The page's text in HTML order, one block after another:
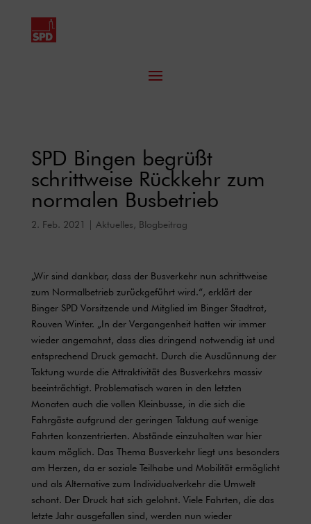
SPD Bingen begrüßt
schrittweise Rückkehr zum
normalen Busbetrieb
2. Feb. 2021 Aktuelles, Blogbeitrag
„Wir sind dankbar, dass der Busverkehr nun schrittweise
zum Normalbetrieb zurückgeführt wird.“, erklärt der
Binger SPD Vorsitzende und Mitglied im Binger Stadtrat,
Rouven Winter. „In der Vergangenheit hatten wir immer
wieder angemahnt, dass dies dringend notwendig ist und
entsprechend Druck gemacht. Durch die Ausdünnung der
Taktung wurde die Attraktivität des Busverkehrs massiv
beeinträchtigt. Problematisch waren in den letzten
Monaten auch die vollen Kleinbusse, in die sich die
Fahrgäste aufgrund der geringen Taktung auf wenige
Fahrten konzentrierten. Abstände einzuhalten war hier
kaum möglich. Das Thema Busverkehr liegt uns besonders
am Herzen, da er soziale Teilhabe und Mobilität ermöglicht
und als Alternative zum Individualverkehr die Umwelt
schont. Der Druck hat sich gelohnt. Viele Fahrten, die das
letzte Jahr ausgefallen sind, werden nun wieder